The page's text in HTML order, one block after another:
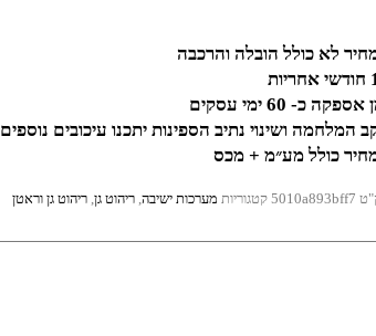
לא כולל הובלה והרכבה
כ- 60 ימי עסקים
המלחמה ושינוי נתיב הספינות יתכנו עיכובים נוספים
כולל מע״מ + מכס
5010a893bff7 קטגוריות מערכות ישיבה, ריהוט גן, ריהוט גן וראטן